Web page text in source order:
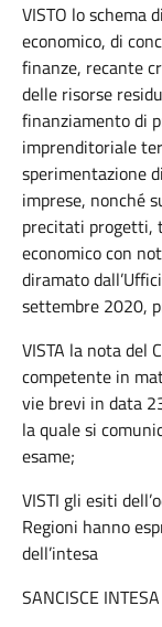
VISTO lo schema
economico, di
finanze, recante
delle risorse
finanziamento di
imprenditoriale
sperimentazione
imprese, nonché
precitati progetti,
economico con
diramato
settembre 2020,
VISTA la nota del
competente in
vie brevi in data
la quale si
esame;
VISTI gli esiti
Regioni hanno
dell’intesa
SANCISCE INTESA